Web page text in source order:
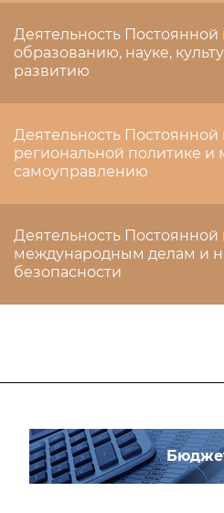
Деятельность
образованию, науке,
развитию
Деятельность
региональной политике и
самоуправлению
Деятельность
международным делам и
безопасности